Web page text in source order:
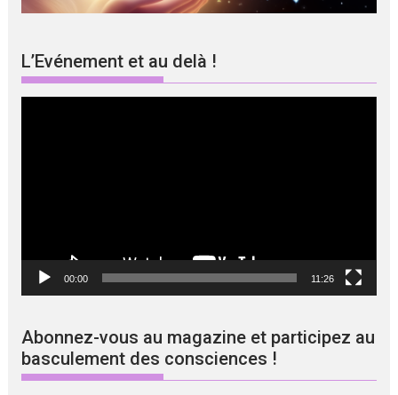
L’Evénement et au delà !
00:00 11:26
Abonnez-vous au magazine et participez au
basculement des consciences !